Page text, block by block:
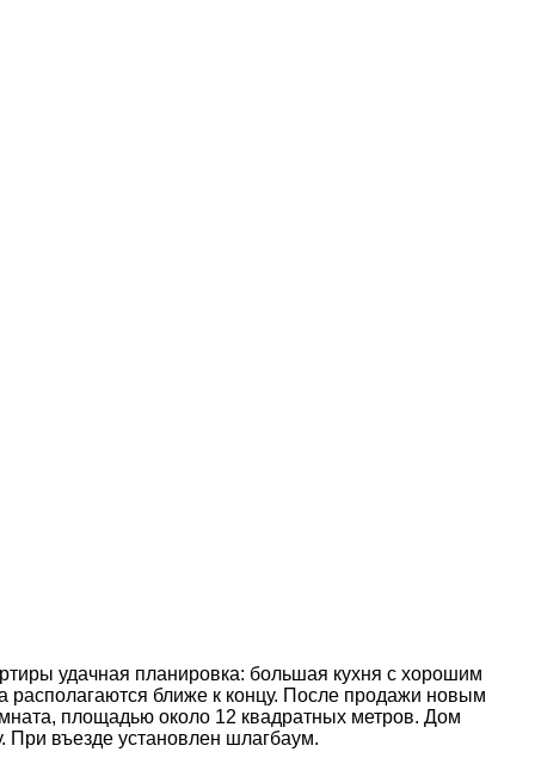
удачная планировка: большая кухня с хорошим
располагаются ближе к концу. После продажи новым
площадью около 12 квадратных метров. Дом
въезде установлен шлагбаум.